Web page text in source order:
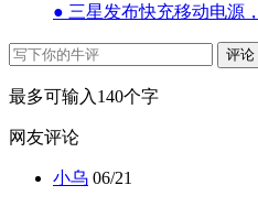
● 三星发布快充移动电源
评论
最多可输入140个字
网友评论
小乌 06/21